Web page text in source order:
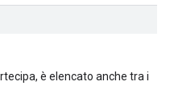
è elencato anche tra i